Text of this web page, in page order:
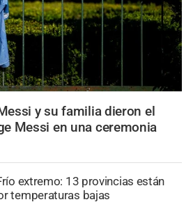
y su familia dieron el
Messi en una ceremonia
extremo: 13 provincias están
temperaturas bajas